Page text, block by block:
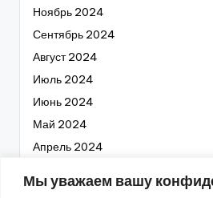
Мы уважаем вашу
Ноябрь 2024
Сентябрь 2024
Август 2024
Июль 2024
Июнь 2024
Май 2024
Апрель 2024
Февраль 2024